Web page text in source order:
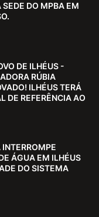
SEDE DO MPBA EM
DE ILHÉUS -
RÚBIA
ILHÉUS TERÁ
DE REFERÊNCIA AO
INTERROMPE
ÁGUA EM ILHÉUS
DO SISTEMA